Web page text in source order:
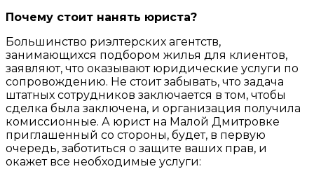
Почему стоит нанять юриста?
Большинство риэлтерских агентств,
занимающихся подбором жилья для клиентов,
заявляют, что оказывают юридические услуги по
сопровождению. Не стоит забывать, что задача
штатных сотрудников заключается в том, чтобы
сделка была заключена, и организация получила
комиссионные. А юрист на Малой Дмитровке
приглашенный со стороны, будет, в первую
очередь, заботиться о защите ваших прав, и
окажет все необходимые услуги: